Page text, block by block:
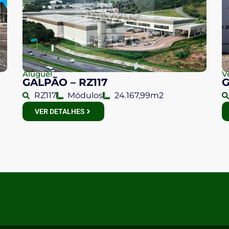
Aluguel
GALPÃO – RZ117
RZ117 Módulos 24.167,99m2
VER DETALHES